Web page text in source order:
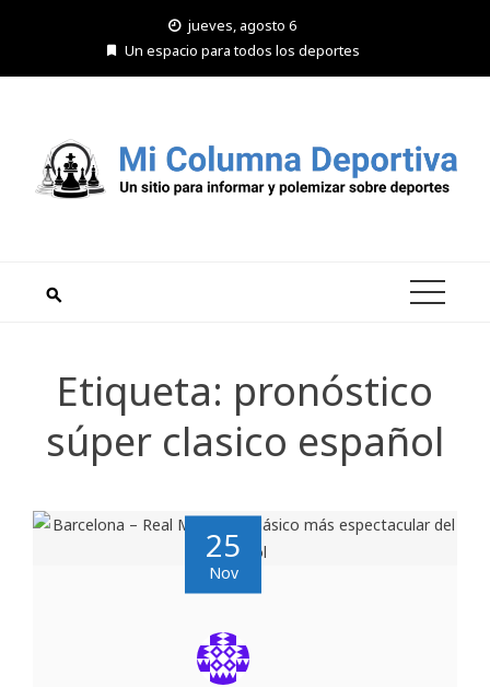
jueves, agosto 6
Un espacio para todos los deportes
Etiqueta: pronóstico
súper clasico español
25
Nov